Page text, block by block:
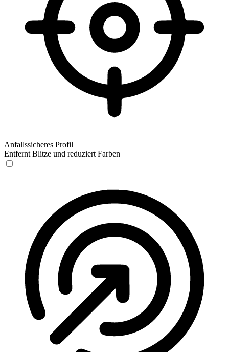
Anfallssicheres Profil
Entfernt Blitze und reduziert Farben